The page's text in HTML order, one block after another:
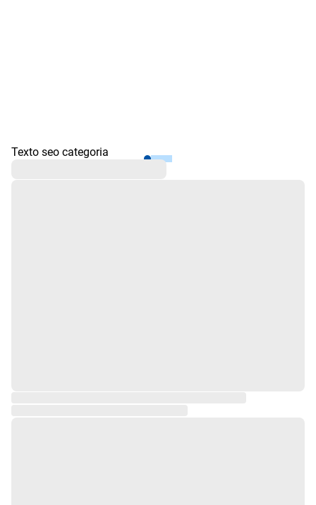
Texto seo categoria